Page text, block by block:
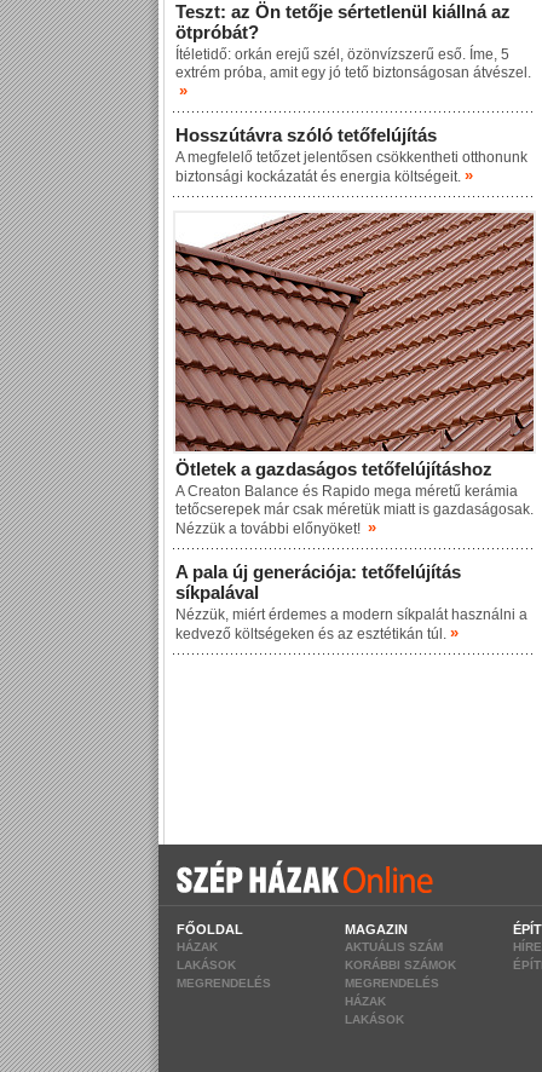
Teszt: az Ön tetője sértetlenül kiállná az
ötpróbát?
Ítéletidő: orkán erejű szél, özönvízszerű eső. Íme, 5
extrém próba, amit egy jó tető biztonságosan átvészel.
»
Hosszútávra szóló tetőfelújítás
A megfelelő tetőzet jelentősen csökkentheti otthonunk
biztonsági kockázatát és energia költségeit. »
Ötletek a gazdaságos tetőfelújításhoz
A Creaton Balance és Rapido mega méretű kerámia
tetőcserepek már csak méretük miatt is gazdaságosak.
Nézzük a további előnyöket! »
A pala új generációja: tetőfelújítás
síkpalával
Nézzük, miért érdemes a modern síkpalát használni a
kedvező költségeken és az esztétikán túl. »
FŐOLDAL
HÁZAK
LAKÁSOK
MEGRENDELÉS
MAGAZIN
AKTUÁLIS SZÁM
KORÁBBI SZÁMOK
MEGRENDELÉS
HÁZAK
LAKÁSOK